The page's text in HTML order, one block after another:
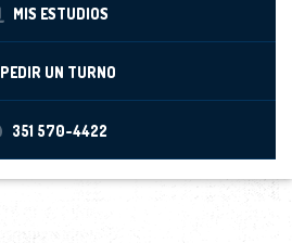
MIS ESTUDIOS
PEDIR UN TURNO
351 570-4422